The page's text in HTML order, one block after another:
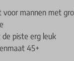
voor mannen met
piste erg leuk
45+